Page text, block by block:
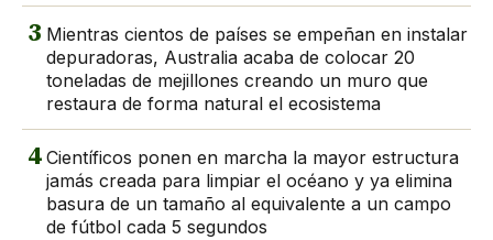
3 Mientras cientos de países se empeñan en instalar
depuradoras, Australia acaba de colocar 20
toneladas de mejillones creando un muro que
restaura de forma natural el ecosistema
4 Científicos ponen en marcha la mayor estructura
jamás creada para limpiar el océano y ya elimina
basura de un tamaño al equivalente a un campo
de fútbol cada 5 segundos